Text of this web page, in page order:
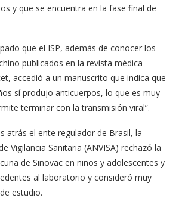
y que se encuentra en la fase final de
que el ISP, además de conocer los
publicados en la revista médica
accedió a un manuscrito que indica que
sí produjo anticuerpos, lo que es muy
terminar con la transmisión viral”.
atrás el ente regulador de Brasil, la
Vigilancia Sanitaria (ANVISA) rechazó la
de Sinovac en niños y adolescentes y
al laboratorio y consideró muy
estudio.